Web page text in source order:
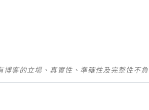
客的立場、真實性、準確性及完整性不